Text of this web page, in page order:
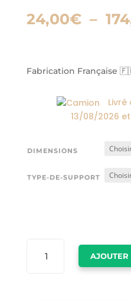
24,00€ –
Fabrication Française
13/08/2026
DIMENSIONS
TYPE-DE-SUPPORT